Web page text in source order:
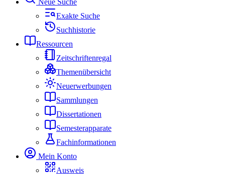
Neue Suche
Exakte Suche
Suchhistorie
Ressourcen
Zeitschriftenregal
Themenübersicht
Neuerwerbungen
Sammlungen
Dissertationen
Semesterapparate
Fachinformationen
Mein Konto
Ausweis